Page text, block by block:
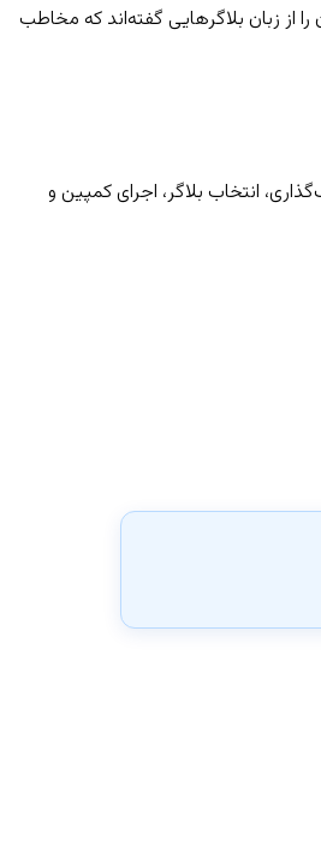
از زبان بلاگرهایی گفته‌اند که مخاطب
انتخاب بلاگر، اجرای کمپین و